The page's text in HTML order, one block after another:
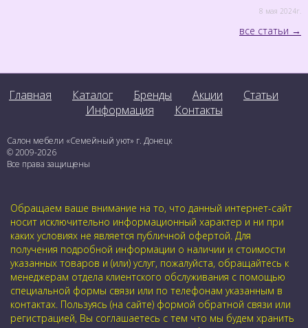
8 мая 2024г.
все статьи
Главная Каталог Бренды Акции
Статьи
Информация
Контакты
Салон мебели «Семейный уют» г. Донецк
© 2009-2026
Все права защищены
Обращаем ваше внимание на то, что данный интернет-сайт
носит исключительно информационный характер и ни при
каких условиях не является публичной офертой. Для
получения подробной информации о наличии и стоимости
указанных товаров и (или) услуг, пожалуйста, обращайтесь к
менеджерам отдела клиентского обслуживания с помощью
специальной формы связи или по телефонам указанным в
контактах. Пользуясь (на сайте) формой обратной связи или
регистрацией, Вы соглашаетесь с тем что мы будем хранить